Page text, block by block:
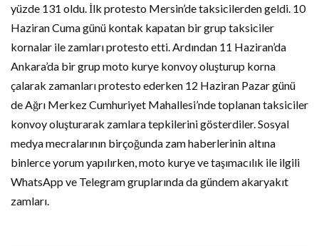
yüzde 131 oldu. İlk protesto Mersin’de taksicilerden geldi. 10
Haziran Cuma günü kontak kapatan bir grup taksiciler
kornalar ile zamları protesto etti. Ardından 11 Haziran’da
Ankara’da bir grup moto kurye konvoy oluşturup korna
çalarak zamanları protesto ederken 12 Haziran Pazar günü
de Ağrı Merkez Cumhuriyet Mahallesi’nde toplanan taksiciler
konvoy oluşturarak zamlara tepkilerini gösterdiler. Sosyal
medya mecralarının birçoğunda zam haberlerinin altına
binlerce yorum yapılırken, moto kurye ve taşımacılık ile ilgili
WhatsApp ve Telegram gruplarında da gündem akaryakıt
zamları.